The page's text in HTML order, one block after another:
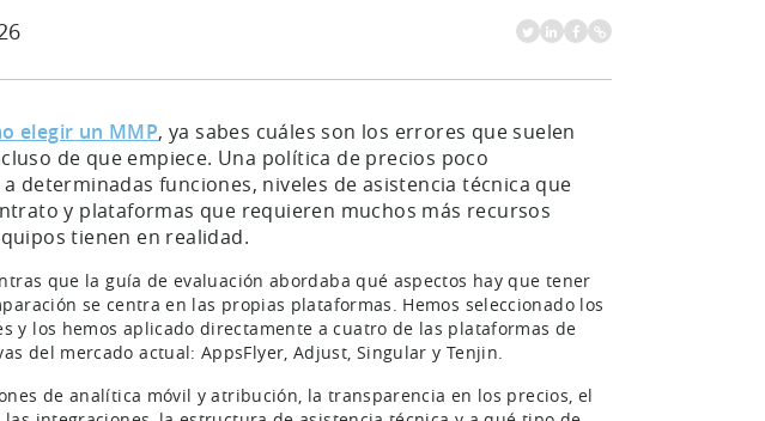
elegir un MMP, ya sabes cuáles son los errores que suelen
de que empiece. Una política de precios poco
determinadas funciones, niveles de asistencia técnica que
y plataformas que requieren muchos más recursos
tienen en realidad.
que la guía de evaluación abordaba qué aspectos hay que tener
se centra en las propias plataformas. Hemos seleccionado los
y los hemos aplicado directamente a cuatro de las plataformas de
del mercado actual: AppsFlyer, Adjust, Singular y Tenjin.
de analítica móvil y atribución, la transparencia en los precios, el